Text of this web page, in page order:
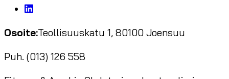
Osoite:Teollisuuskatu 1, 80100 Joensuu
Puh. (013) 126 558